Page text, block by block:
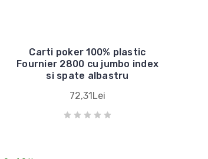
Carti poker 100% plastic
Fournier 2800 cu jumbo index
si spate albastru
72,31Lei